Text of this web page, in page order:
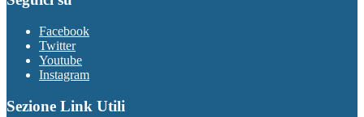
Facebook
Twitter
Youtube
Instagram
Sezione Link Utili